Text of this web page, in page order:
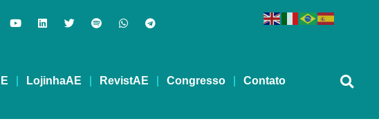
LojinhaAE RevistAE Congresso Contato